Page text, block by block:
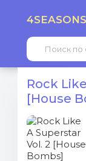
Rock
[House